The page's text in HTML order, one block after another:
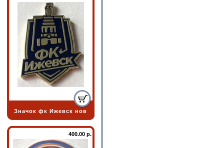
Значок фк Ижевск нов
400.00 р.